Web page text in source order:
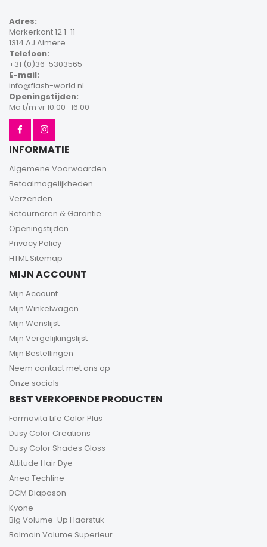
Adres:
Markerkant 12 1-11
1314 AJ Almere
Telefoon:
+31 (0)36-5303565
E-mail:
info@flash-world.nl
Openingstijden:
Ma t/m vr 10.00–16.00
INFORMATIE
Algemene Voorwaarden
Betaalmogelijkheden
Verzenden
Retourneren & Garantie
Openingstijden
Privacy Policy
HTML Sitemap
MIJN ACCOUNT
Mijn Account
Mijn Winkelwagen
Mijn Wenslijst
Mijn Vergelijkingslijst
Mijn Bestellingen
Neem contact met ons op
Onze socials
BEST VERKOPENDE PRODUCTEN
Farmavita Life Color Plus
Dusy Color Creations
Dusy Color Shades Gloss
Attitude Hair Dye
Anea Techline
DCM Diapason
Kyone
Big Volume-Up Haarstuk
Balmain Volume Superieur